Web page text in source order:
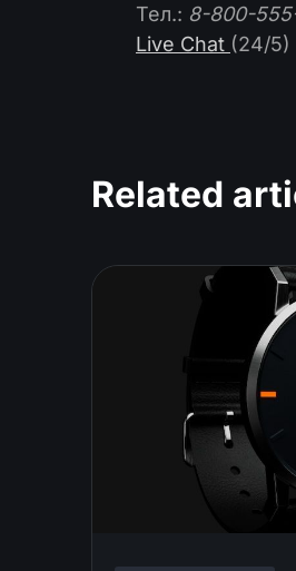
Тел.: 8-800-
Live Chat (24/5)
Related